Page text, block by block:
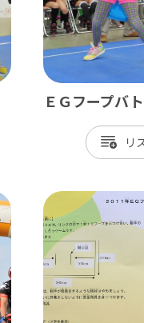
柏市
流山市
我孫子市
鎌ケ谷市
ＥＧフープバ
リ